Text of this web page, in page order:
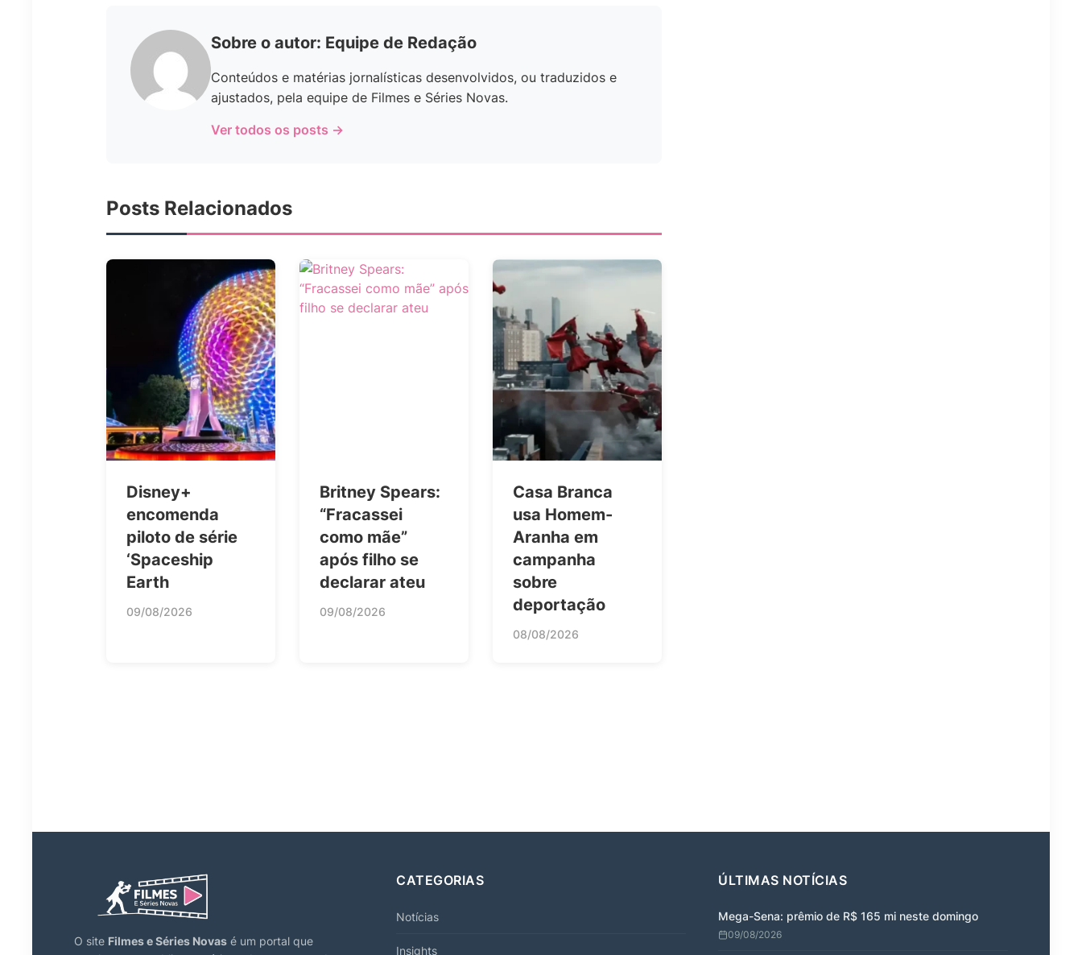
Sobre o autor: Equipe de Redação
Conteúdos e matérias jornalísticas desenvolvidos, ou traduzidos e
ajustados, pela equipe de Filmes e Séries Novas.
Ver todos os posts →
Posts Relacionados
Disney+
encomenda
piloto de série
‘Spaceship
Earth
09/08/2026
Britney Spears:
“Fracassei
como mãe”
após filho se
declarar ateu
09/08/2026
Casa Branca
usa Homem-
Aranha em
campanha
sobre
deportação
08/08/2026
O site Filmes e Séries Novas é um portal que
CATEGORIAS
Notícias
Insights
ÚLTIMAS NOTÍCIAS
Mega-Sena: prêmio de R$ 165 mi neste domingo
09/08/2026